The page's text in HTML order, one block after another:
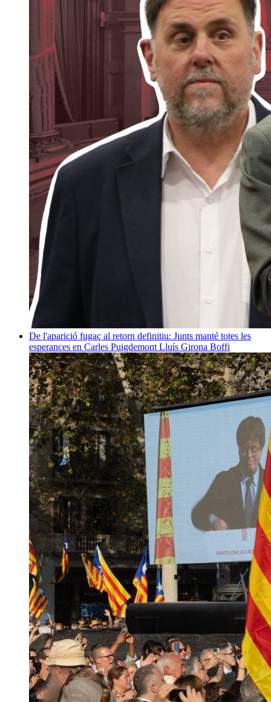
De l'aparició fugaç al retorn definitiu: Junts manté totes les
esperances en Carles Puigdemont Lluís Girona Boffi